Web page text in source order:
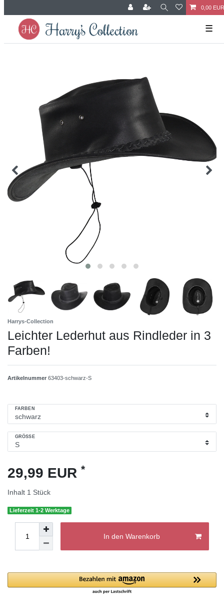
0,00 EUR
☰
Harrys-Collection
Leichter Lederhut aus Rindleder in 3
Farben!
Artikelnummer 63403-schwarz-S
FARBEN
GRÖSSE
29,99 EUR *
Inhalt 1 Stück
Lieferzeit 1-2 Werktage
In den Warenkorb